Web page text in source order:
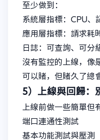
至少做到：
系統層指標：CPU、
應用層指標：請求耗
日誌：可查詢、可分
沒有監控的上線，像
可以賭，但賭久了總
5）上線與回歸：
上線前做一些簡單但
端口連通性測試
基本功能測試與壓測